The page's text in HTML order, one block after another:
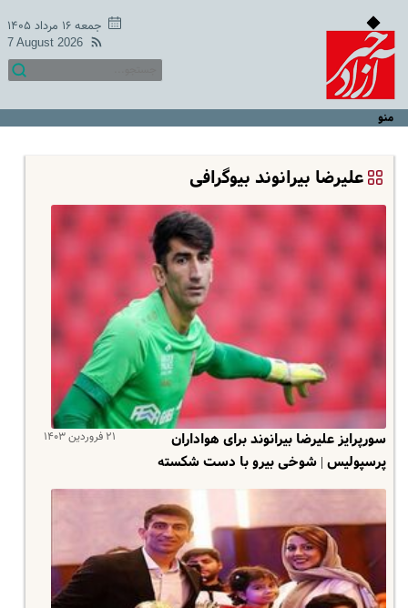
جمعه ۱۶ مرداد ۱۴۰۵
7 August 2026
منو
علیرضا بیرانوند بیوگرافی
۲۱ فروردین ۱۴۰۳
سورپرایز علیرضا بیرانوند برای هواداران
پرسپولیس | شوخی بیرو با دست شکسته